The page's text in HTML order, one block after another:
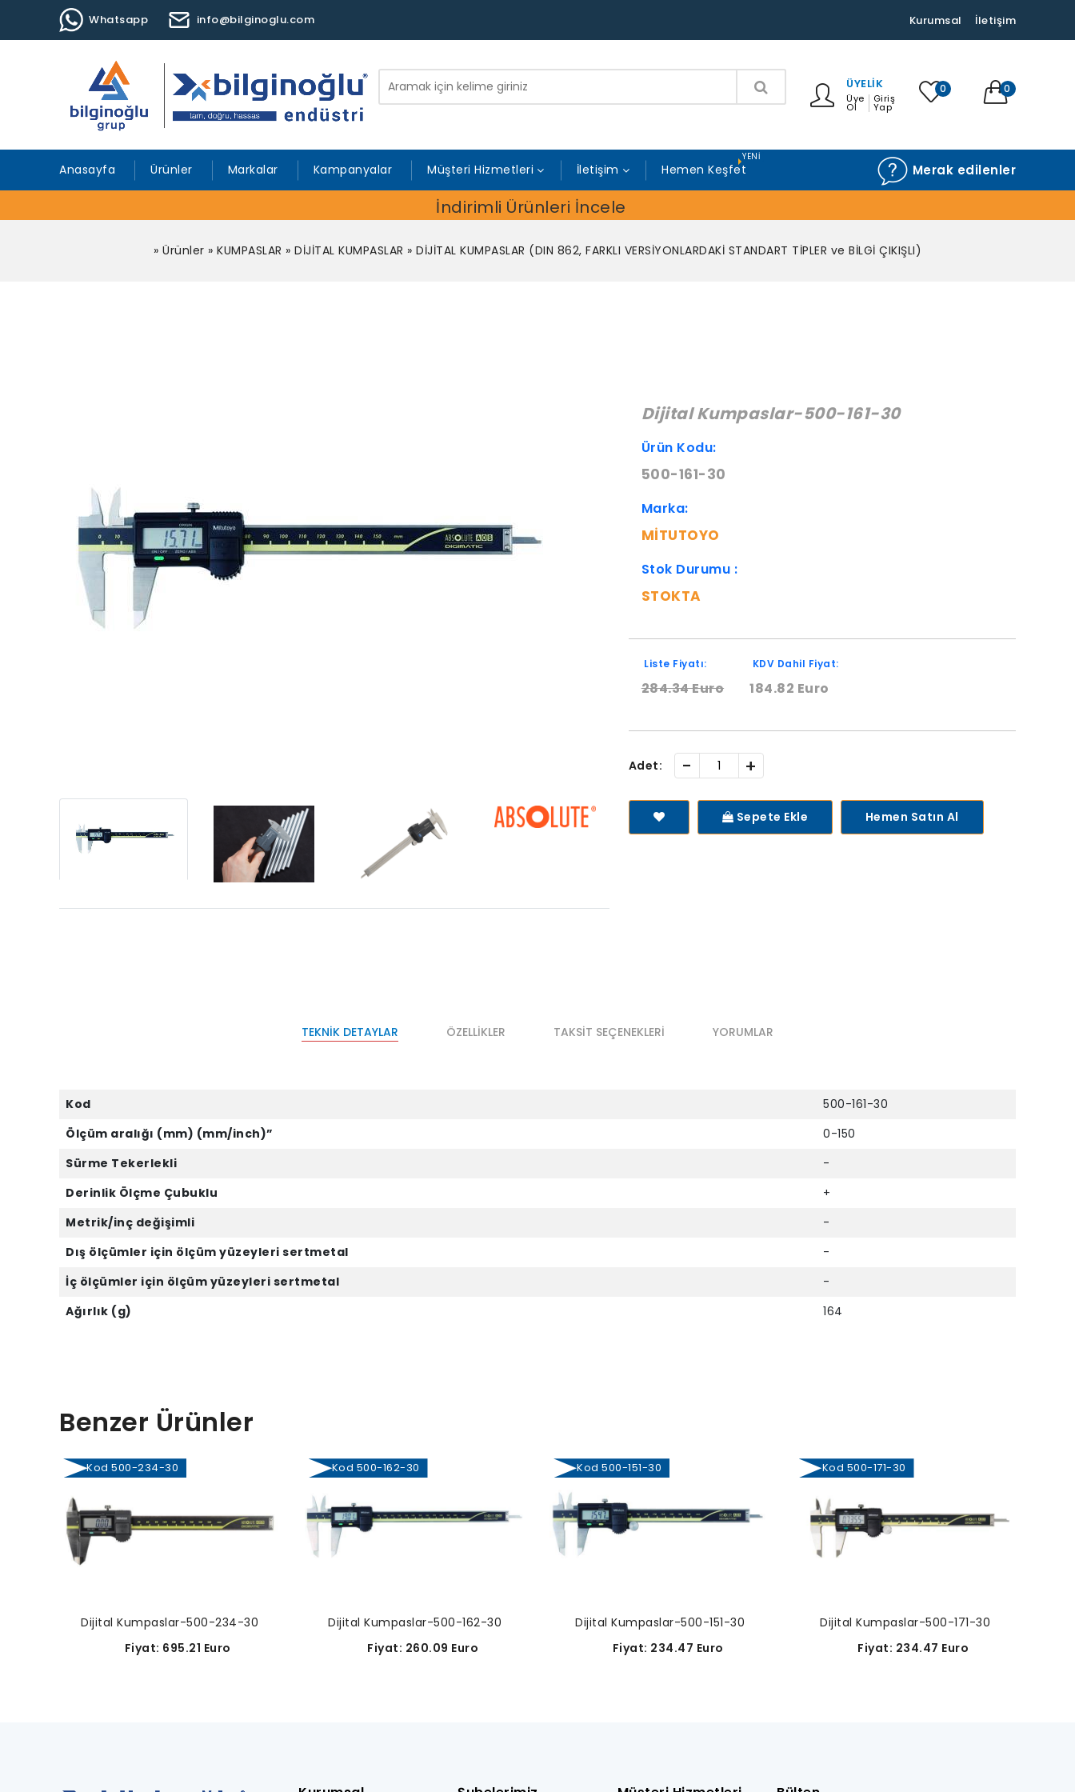
Whatsapp info@bilginoglu.com Kurumsal İletişim
ÜYELIK
Üye
Ol
Giriş
Yap
0 0
Anasayfa Ürünler Markalar Kampanyalar Müşteri Hizmetleri İletişim Hemen Keşfet
YENI
Merak edilenler
İndirimli Ürünleri İncele
» Ürünler » KUMPASLAR » DİJİTAL KUMPASLAR » DİJİTAL KUMPASLAR (DIN 862, FARKLI VERSİYONLARDAKİ STANDART TİPLER ve BİLGİ ÇIKIŞLI)
Dijital Kumpaslar-500-161-30
Ürün Kodu:
500-161-30
Marka:
MITUTOYO
Stok Durumu :
STOKTA
Liste Fiyatı:
284.34 Euro
KDV Dahil Fiyat:
184.82 Euro
Adet: - +
Sepete Ekle Hemen Satın Al
TEKNIK DETAYLAR ÖZELLIKLER TAKSIT SEÇENEKLERI YORUMLAR
Kod
500-161-30
Ölçüm aralığı (mm) (mm/inch)”
0-150
Sürme Tekerlekli
-
Derinlik Ölçme Çubuklu
+
Metrik/inç değişimli
-
Dış ölçümler için ölçüm yüzeyleri sertmetal
-
İç ölçümler için ölçüm yüzeyleri sertmetal
-
Ağırlık (g)
164
Benzer Ürünler
Kod 500-234-30
Dijital Kumpaslar-500-234-30
Fiyat: 695.21 Euro
Kod 500-162-30
Dijital Kumpaslar-500-162-30
Fiyat: 260.09 Euro
Kod 500-151-30
Dijital Kumpaslar-500-151-30
Fiyat: 234.47 Euro
Kod 500-171-30
Dijital Kumpaslar-500-171-30
Fiyat: 234.47 Euro